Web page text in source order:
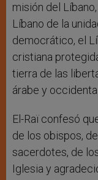
misión del
Líbano de la
democrático, el
cristiana
tierra de las
árabe y
El-Raï confesó
de los obispos,
sacerdotes, de
Iglesia y